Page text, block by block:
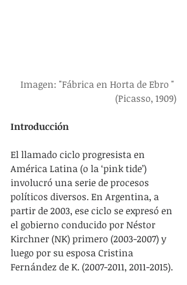
Imagen: "Fábrica en Horta de Ebro "
(Picasso, 1909)
Introducción
El llamado ciclo progresista en
América Latina (o la ‘pink tide’)
involucró una serie de procesos
políticos diversos. En Argentina, a
partir de 2003, ese ciclo se expresó en
el gobierno conducido por Néstor
Kirchner (NK) primero (2003-2007) y
luego por su esposa Cristina
Fernández de K. (2007-2011, 2011-2015).